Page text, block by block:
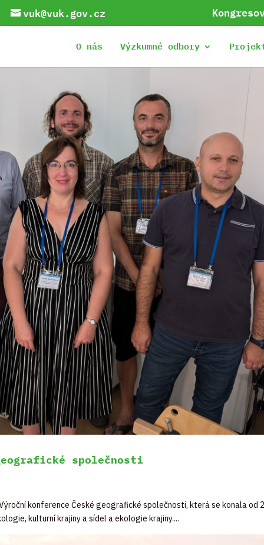
vuk@vuk.gov.cz
O nás Výzkumné odbory
společnosti
konference České geografické společnosti, která se konala od
kulturní krajiny a sídel a ekologie krajiny....